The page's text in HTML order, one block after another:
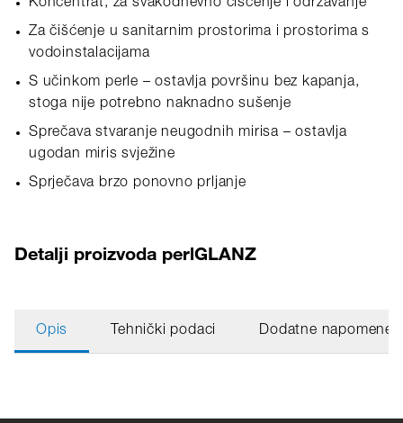
Koncentrat, za svakodnevno čišćenje i održavanje
Za čišćenje u sanitarnim prostorima i prostorima s
vodoinstalacijama
S učinkom perle – ostavlja površinu bez kapanja,
stoga nije potrebno naknadno sušenje
Sprečava stvaranje neugodnih mirisa – ostavlja
ugodan miris svježine
Sprječava brzo ponovno prljanje
Detalji proizvoda perlGLANZ
Opis Tehnički podaci Dodatne napomene